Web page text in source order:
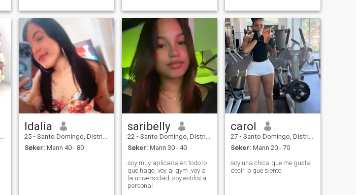
Idalia
25 • Santo Domingo, Distrito Nacional, Den Dominikanske Rep.
Søker: Mann 40 - 80
saribelly
22 • Santo Domingo, Distrito Nacional, Den Dominikanske Rep.
Søker: Mann 30 - 40
soy muy aplicada en todo lo
que hago, voy al gym ,voy a
la universidad, soy estilista
personal
carol
27 • Santo Domingo, Distrito Nacional, Den Dominikanske Rep.
Søker: Mann 20 - 70
soy una chica que me gusta
decir lo que siento